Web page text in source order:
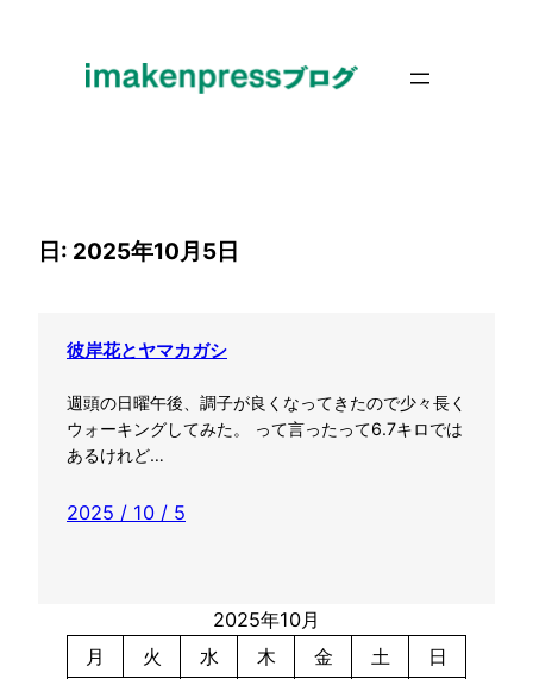
日: 2025年10月5日
彼岸花とヤマカガシ
週頭の日曜午後、調子が良くなってきたので少々長く
ウォーキングしてみた。 って言ったって6.7キロでは
あるけれど…
2025 / 10 / 5
2025年10月
月
火 水 木 金 土
日